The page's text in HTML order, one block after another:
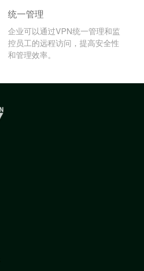
统一管理
企业可以通过VPN统一管理和监
控员工的远程访问，提高安全性
和管理效率。